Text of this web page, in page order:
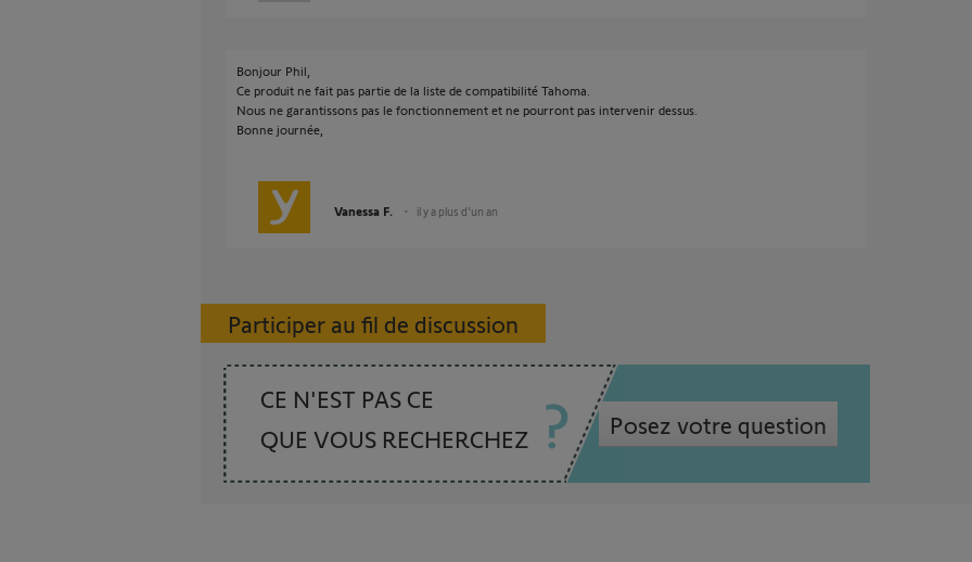
Bonjour Phil,
Ce produit ne fait pas partie de la liste de compatibilité Tahoma.
Nous ne garantissons pas le fonctionnement et ne pourront pas intervenir dessus.
Bonne journée,
Vanessa F. il y a plus d'un an
Participer au fil de discussion
CE N'EST PAS CE
QUE VOUS RECHERCHEZ
Posez votre question